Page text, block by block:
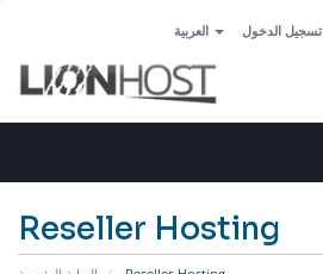
تسجيل الدخول
Reseller Hosting